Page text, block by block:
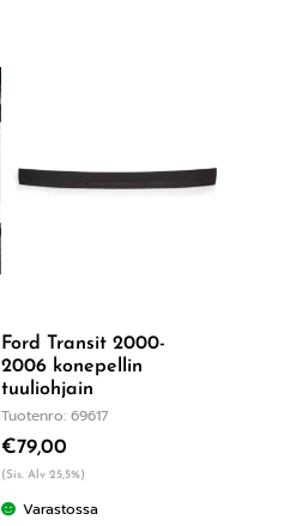
Ford Transit 2000-
2006 konepellin
tuuliohjain
Tuotenro: 69617
€79,00
(Sis. Alv 25,5%)
Varastossa